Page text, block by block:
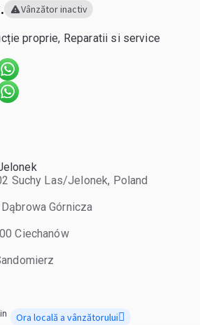
Vânzător inactiv
proprie, Reparatii si service
Suchy Las/Jelonek, Poland
Górnicza
Ciechanów
Ora locală a vânzătorului